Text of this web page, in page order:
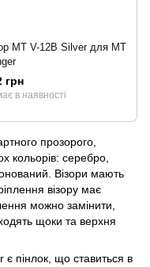
MT V-12B Silver для MT
грн
в наявності
прозорого,
кольорів: серебро,
Візори мають
візору має
можно замінити,
щоки та верхня
є пінлок, що ставиться в